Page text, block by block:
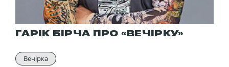
ГАРІК БІРЧА ПРО «ВЕЧІРКУ»
Вечірка